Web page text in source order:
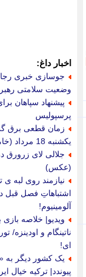
اخبار داغ:
جوسازی خبری
وضعیت سلامتی رهبر
پرسپولیس
زمان قطعی برق
یکشنبه 18 مرداد (خاموشی برق)
جلالی لای زرورق
(عکس)
نیازمند روی لبه ی
اشتباهاتِ فصل قبل
آلومینیوم!
ویدیو| خلاصه بازی
ای!
یک کشور دیگر به
پیوندد| ترکیه خیال